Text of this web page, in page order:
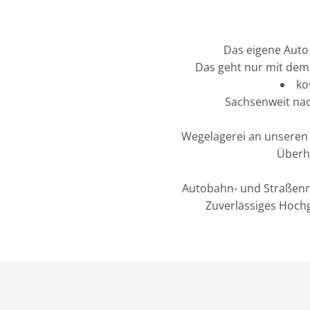
Das eigene
Das geht nur mit
Sachsenweit
Wegelagerei an
Autobahn- und
Zuverlässiges